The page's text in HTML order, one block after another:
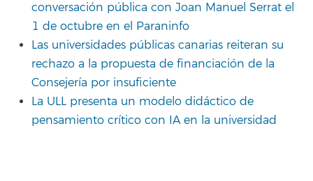
conversación pública con Joan Manuel Serrat el
1 de octubre en el Paraninfo
Las universidades públicas canarias reiteran su
rechazo a la propuesta de financiación de la
Consejería por insuficiente
La ULL presenta un modelo didáctico de
pensamiento crítico con IA en la universidad